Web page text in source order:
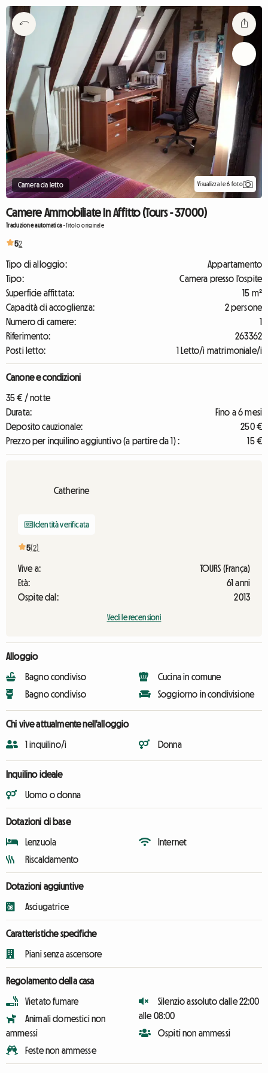
Camera da letto Visualizza le 6 foto
Camere Ammobiliate In Affitto (Tours - 37000)
Traduzione automatica-Titolo originale
52
Tipo di alloggio:
Appartamento
Tipo:
Camera presso l'ospite
Superficie affittata:
15 m²
Capacità di accoglienza:
2 persone
Numero di camere:
1
Riferimento:
263362
Posti letto:
1 Letto/i matrimoniale/i
Canone e condizioni
35 € / notte
Durata:
Fino a 6 mesi
Deposito cauzionale:
250 €
Prezzo per inquilino aggiuntivo (a partire da 1) :
15 €
Catherine
Identità verificata
5(2)
Vive a:
TOURS (França)
Età:
61 anni
Ospite dal:
2013
Vedi le recensioni
Alloggio
Bagno condiviso
Bagno condiviso
Cucina in comune
Soggiorno in condivisione
Chi vive attualmente nell'alloggio
1 inquilino/i Donna
Inquilino ideale
Uomo o donna
Dotazioni di base
Lenzuola
Riscaldamento
Internet
Dotazioni aggiuntive
Asciugatrice
Caratteristiche specifiche
Piani senza ascensore
Regolamento della casa
Vietato fumare
Animali domestici non
ammessi
Feste non ammesse
Silenzio assoluto dalle 22:00
alle 08:00
Ospiti non ammessi